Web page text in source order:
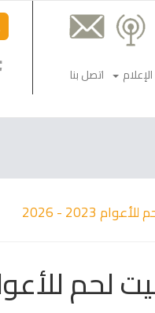
الإعلام اتصل بنا
2023 - 2026